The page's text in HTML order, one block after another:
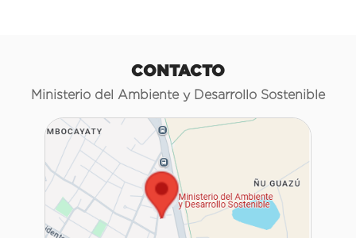
CONTACTO
Ministerio del Ambiente y Desarrollo Sostenible